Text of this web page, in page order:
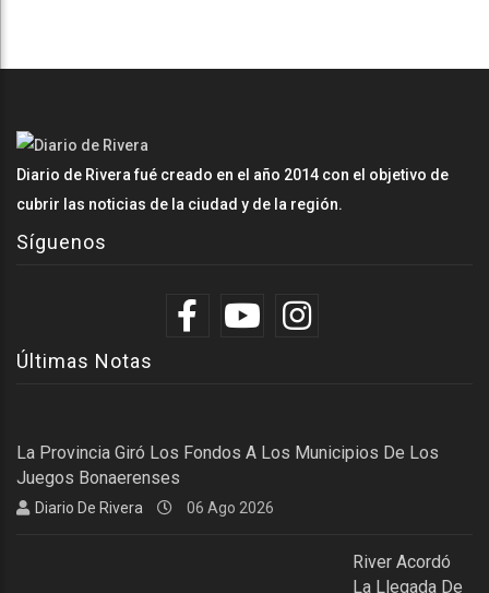
Diario de Rivera fué creado en el año 2014 con el objetivo de
cubrir las noticias de la ciudad y de la región.
Síguenos
Últimas Notas
La Provincia Giró Los Fondos A Los Municipios De Los
Juegos Bonaerenses
Diario De Rivera 06 Ago 2026
River Acordó
La Llegada De